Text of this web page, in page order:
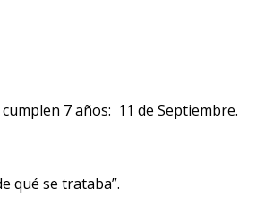
7 años: 11 de Septiembre.
qué se trataba”.